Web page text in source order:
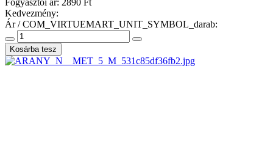
Kedvezmény:
Ár / COM_VIRTUEMART_UNIT_SYMBOL_darab: